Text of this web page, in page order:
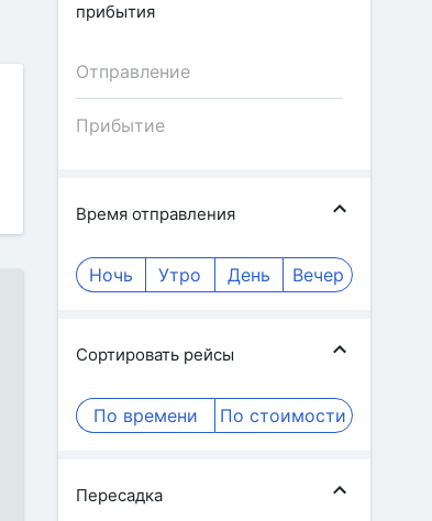
прибытия
Время отправления
Ночь Утро День Вечер
Сортировать рейсы
По времени По стоимости
Пересадка